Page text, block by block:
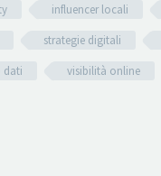
influencer locali
strategie digitali
dati visibilità online